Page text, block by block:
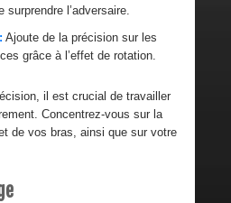
l’adversaire.
Ajoute de la précision sur les
grâce à l’effet de rotation.
il est crucial de travailler
Concentrez-vous sur la
de vos bras, ainsi que sur votre